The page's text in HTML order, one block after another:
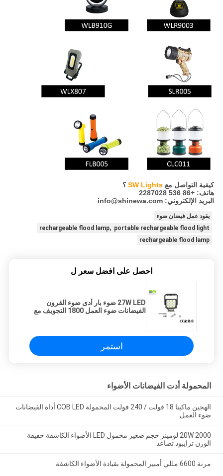
كيفية التواصل مع SW Lights؟
هاتف: +86 536 2287028
البريد الإلكتروني: info@shinewa.com
يقود عمل فيضان ضوء
rechargeable flood lamp, portable rechargeable flood light
rechargeable flood lamp
احصل على افضل سعر ل
27W LED ضوء بار أدى ضوء القرون
الفيضانات ضوء العمل 1800 التجويف مع
استمر
المحمولة أدت الفيضانات الأضواء
الهجين ماكيتا 18 فولت / 240 فولت المحمولة COB LED أداة الفيضانات
ضوء العمل
20W 2000 لومينز حجم صغير محمول LED الأضواء الكاشفة خفيفة
الوزن ترايبود تصاعد
مرنة 6600 مللي أمبير المحمولة بقيادة الأضواء الكاشفة